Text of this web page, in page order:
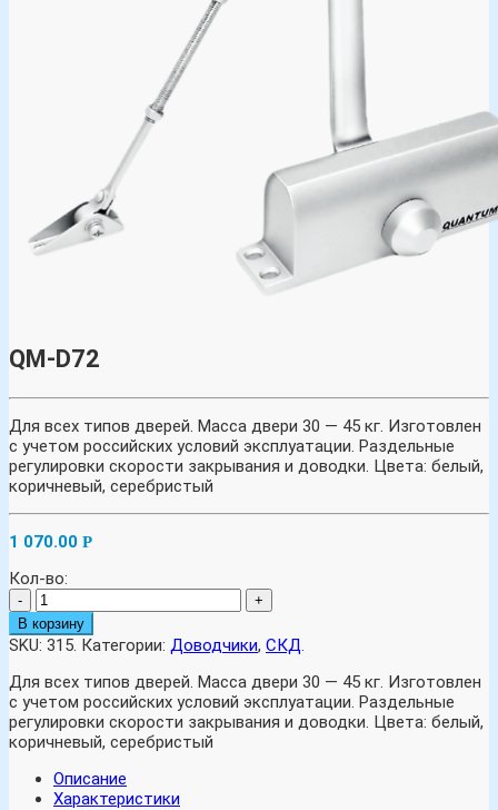
QM-D72
Для всех типов дверей. Масса двери 30 — 45 кг. Изготовлен
с учетом российских условий эксплуатации. Раздельные
регулировки скорости закрывания и доводки. Цвета: белый,
коричневый, серебристый
1 070.00 Р
Кол-во:
-
+
В корзину
SKU: 315. Категории: Доводчики, СКД.
Для всех типов дверей. Масса двери 30 — 45 кг. Изготовлен
с учетом российских условий эксплуатации. Раздельные
регулировки скорости закрывания и доводки. Цвета: белый,
коричневый, серебристый
Описание
Характеристики